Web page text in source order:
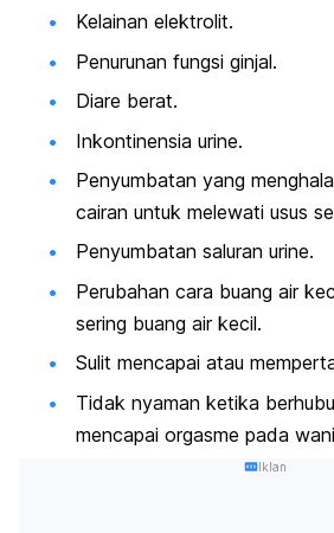
Kelainan elektrolit.
Penurunan fungsi ginjal.
Diare berat.
Inkontinensia urine.
Penyumbatan yang
cairan untuk melewati usus
Penyumbatan saluran urine.
Perubahan cara buang air
sering buang air kecil.
Sulit mencapai atau
Tidak nyaman ketika
mencapai orgasme pada
Iklan